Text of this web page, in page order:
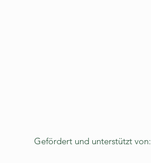
Gefördert und unterstützt von: